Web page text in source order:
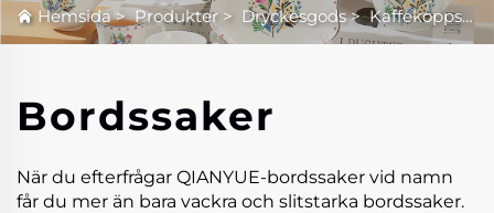
Hemsida>Produkter > Dryckesgods>Kaffekoppsamling
Bordssaker
När du efterfrågar QIANYUE-bordssaker vid namn
får du mer än bara vackra och slitstarka bordssaker.